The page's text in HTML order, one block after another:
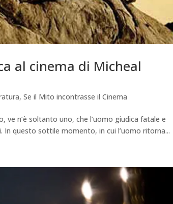
al cinema di Micheal
,Se il Mito incontrasse il Cinema
ve n’è soltanto uno, che l’uomo giudica fatale e
In questo sottile momento, in cui l’uomo ritorna...